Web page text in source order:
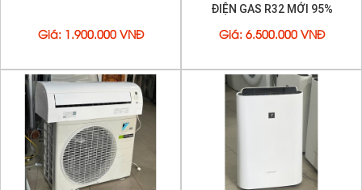
Giá: 1.900.000 VNĐ
ĐIỆN GAS R32 MỚI 95%
Giá: 6.500.000 VNĐ